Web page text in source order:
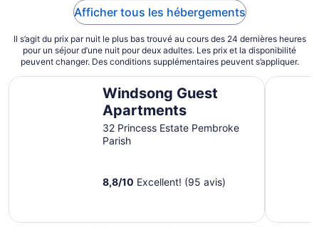
Afficher tous les hébergements
Il s’agit du prix par nuit le plus bas trouvé au cours des 24 dernières heures
pour un séjour d’une nuit pour deux adultes. Les prix et la disponibilité
peuvent changer. Des conditions supplémentaires peuvent s’appliquer.
Windsong Guest
Apartments
32 Princess Estate Pembroke
Parish
8,8/10 Excellent! (95 avis)
Windsong Guest Apartments